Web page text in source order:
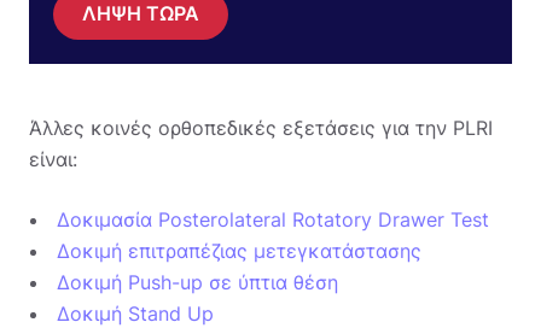
ΛΗΨΗ ΤΩΡΑ
Άλλες κοινές ορθοπεδικές εξετάσεις για την PLRI
είναι:
Δοκιμασία Posterolateral Rotatory Drawer Test
Δοκιμή επιτραπέζιας μετεγκατάστασης
Δοκιμή Push-up σε ύπτια θέση
Δοκιμή Stand Up